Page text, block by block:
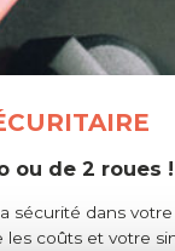
ou de 2 roues !
sécurité dans
coûts et votre